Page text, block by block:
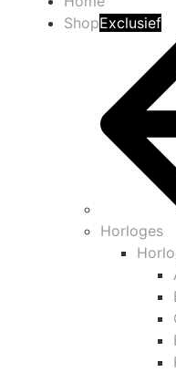
ShopExclusief
Horloges